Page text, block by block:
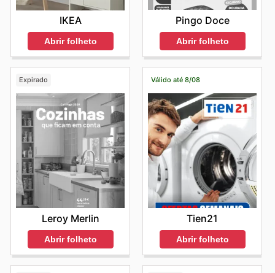
IKEA
Abrir folheto
Pingo Doce
Abrir folheto
Expirado
Leroy Merlin
Abrir folheto
Válido até 8/08
Tien21
Abrir folheto